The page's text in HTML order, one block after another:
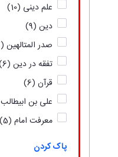
علم دینی (10)
دین (9)
صدر المتالهین (7)
تفقه در دین (6)
قرآن (6)
علی بن ابیطالب
معرفت امام (5)
پاک کردن